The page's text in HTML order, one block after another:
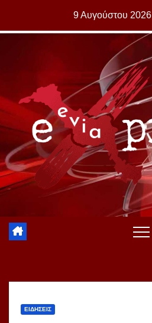
9 Αυγούστου 2026
ΕΙΔΗΣΕΙΣ